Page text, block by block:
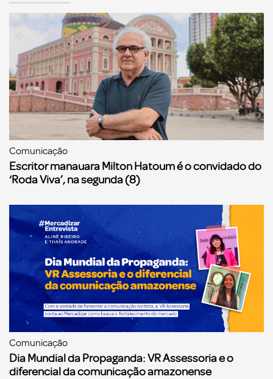
Comunicação
Escritor manauara Milton Hatoum é o convidado do
‘Roda Viva’, na segunda (8)
Comunicação
Dia Mundial da Propaganda: VR Assessoria e o
diferencial da comunicação amazonense